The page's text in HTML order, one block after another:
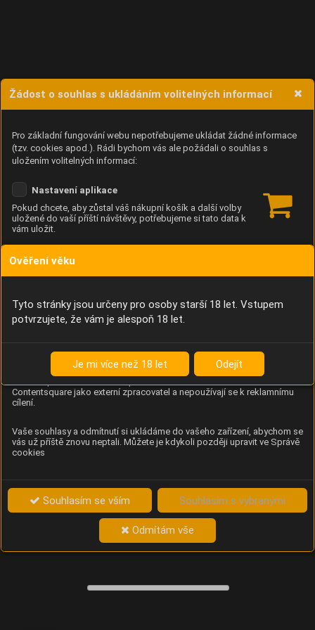
Žádost o souhlas s ukládáním volitelných informací
Pro základní fungování webu nepotřebujeme ukládat žádné informace
(tzv. cookies apod.). Rádi bychom vás ale požádali o souhlas s
uložením volitelných informací:
Nastavení aplikace
Pokud chcete, aby zůstal váš nákupní košík a další volby
uložené do vaší příští návštěvy, potřebujeme si tato data k
vám uložit.
Anonymní unikátní ID
Díky němu příště poznáme, že se jedná o stejné zařízení, a
Identifikátor je zcela anonymní.
Analýza chování návštěvníků na webu (pohyb kurzoru,
kliknutí, procházení stránek a heatmapy), která
provozovateli e-shopu Betelné škopek pomáhá zlepšovat
Contentsquare jako externí zpracovatel a nepoužívají se k reklamnímu
cílení.
Vaše souhlasy a odmítnutí si ukládáme do vašeho zařízení, abychom se
vás už příště znovu neptali. Můžete je kdykoli později upravit ve Správě
cookies
Souhlasím se vším Souhlasím s vybranými
Odmítám vše
Ověření věku
Tyto stránky jsou určeny pro osoby starší 18 let. Vstupem
potvrzujete, že vám je alespoň 18 let.
Je mi více než 18 let Odejít